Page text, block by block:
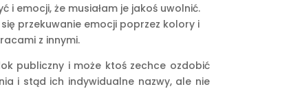
emocji, że musiałam je jakoś uwolnić.
przekuwanie emocji poprzez kolory i
z innymi.
publiczny i może ktoś zechce ozdobić
i stąd ich indywidualne nazwy, ale nie